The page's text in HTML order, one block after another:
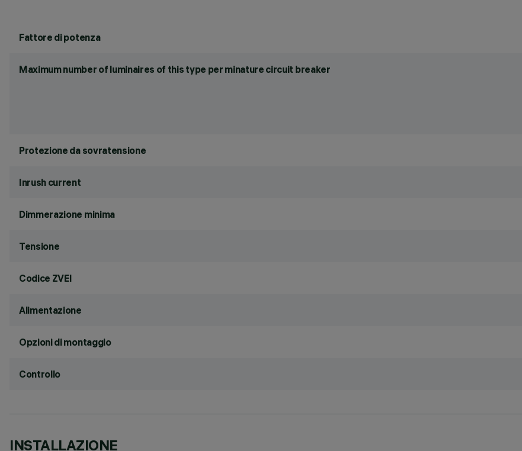
Fattore di potenza
Maximum number of luminaires of this type per minature circuit breaker
Protezione da sovratensione
Inrush current
Dimmerazione minima
Tensione
Codice ZVEI
Alimentazione
Opzioni di montaggio
Controllo
INSTALLAZIONE